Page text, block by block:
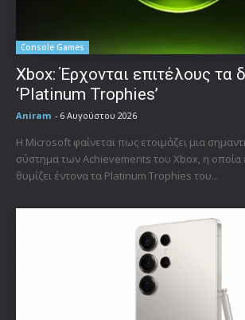
Console Games
Xbox: Έρχονται επιτέλους τα
‘Platinum Trophies’
Aniram - 6 Αυγούστου 2026
Η Microsoft φαίνεται πως ετοιμάζει μια
σύστημα των Achievements του Xbox, η οποία
θυμίζει έντονα τα Platinum Trophies του...